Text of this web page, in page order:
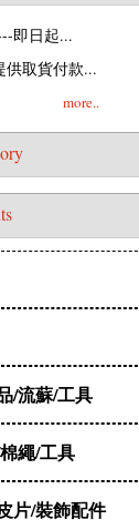
即日起...
供取貨付款...
more..
/流蘇/工具
繩/工具
片/裝飾配件